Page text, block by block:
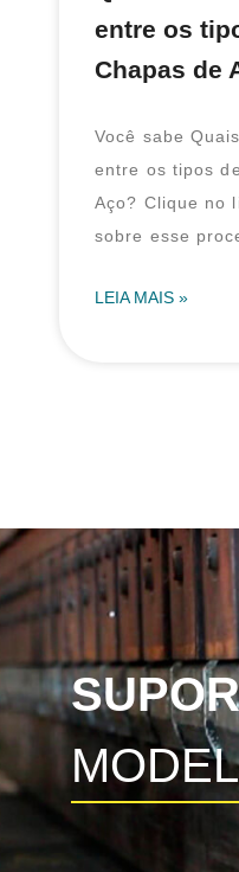
entre os
Chapas de
Você sabe
entre os tipos
Aço? Clique no
sobre esse
LEIA MAIS »